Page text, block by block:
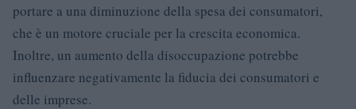
portare a una diminuzione della spesa dei consumatori,
che è un motore cruciale per la crescita economica.
Inoltre, un aumento della disoccupazione potrebbe
influenzare negativamente la fiducia dei consumatori e
delle imprese.